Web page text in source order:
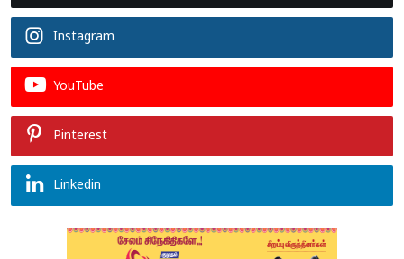
Instagram
YouTube
Pinterest
Linkedin